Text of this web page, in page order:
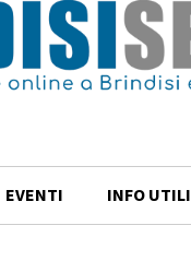
EVENTI INFO UTILI